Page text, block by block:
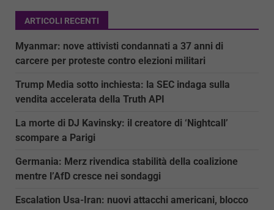
ARTICOLI RECENTI
Myanmar: nove attivisti condannati a 37 anni di
carcere per proteste contro elezioni militari
Trump Media sotto inchiesta: la SEC indaga sulla
vendita accelerata della Truth API
La morte di DJ Kavinsky: il creatore di ‘Nightcall’
scompare a Parigi
Germania: Merz rivendica stabilità della coalizione
mentre l’AfD cresce nei sondaggi
Escalation Usa-Iran: nuovi attacchi americani, blocco